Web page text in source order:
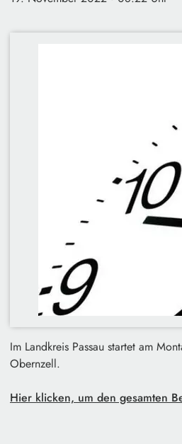
Im Landkreis Passau startet am
Obernzell.
Hier klicken, um den gesamten